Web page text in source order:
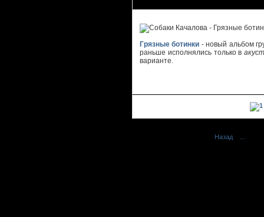
Грязные ботинки - новый альбом
раньше исполнялись только в
варианте.
Назад